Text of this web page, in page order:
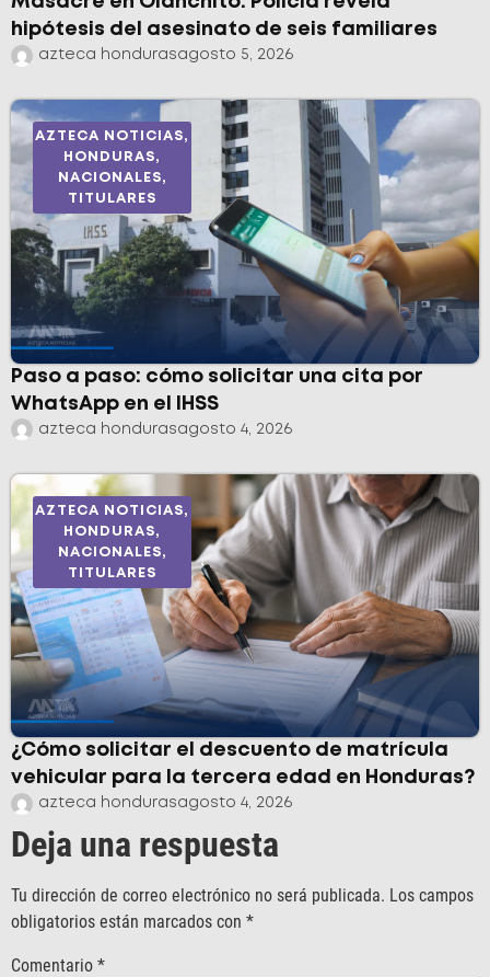
hipótesis del asesinato de seis familiares
azteca hondurasagosto 5, 2026
AZTECA NOTICIAS,
HONDURAS,
NACIONALES,
TITULARES
Paso a paso: cómo solicitar una cita por
WhatsApp en el IHSS
azteca hondurasagosto 4, 2026
AZTECA NOTICIAS,
HONDURAS,
NACIONALES,
TITULARES
¿Cómo solicitar el descuento de matrícula
vehicular para la tercera edad en Honduras?
azteca hondurasagosto 4, 2026
Deja una respuesta
Tu dirección de correo electrónico no será publicada. Los campos
obligatorios están marcados con *
Comentario *